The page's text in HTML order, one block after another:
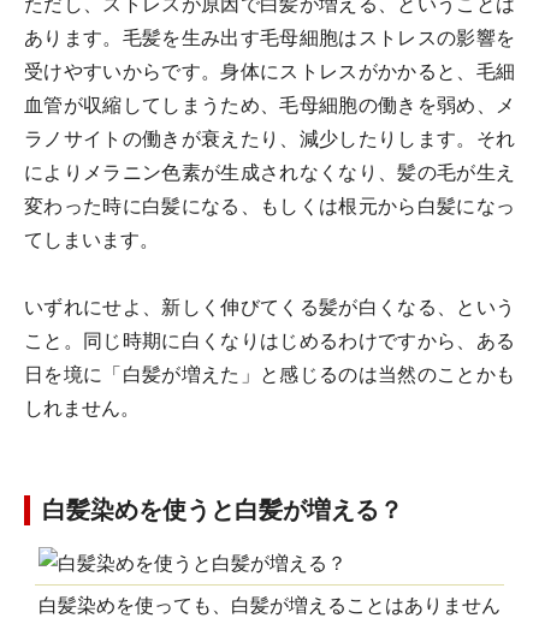
あります。毛髪を生み出す毛母細胞はストレスの影響を
受けやすいからです。身体にストレスがかかると、毛細
血管が収縮してしまうため、毛母細胞の働きを弱め、メ
ラノサイトの働きが衰えたり、減少したりします。それ
によりメラニン色素が生成されなくなり、髪の毛が生え
変わった時に白髪になる、もしくは根元から白髪になっ
てしまいます。
いずれにせよ、新しく伸びてくる髪が白くなる、という
こと。同じ時期に白くなりはじめるわけですから、ある
日を境に「白髪が増えた」と感じるのは当然のことかも
しれません。
白髪染めを使うと白髪が増える？
白髪染めを使っても、白髪が増えることはありません